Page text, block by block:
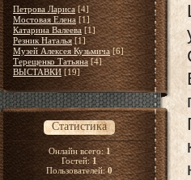
Петрова Лариса [4]
Мостовая Елена [1]
Катарина Валеева [1]
Резник Наталья [1]
Музей Алексея Кузьмича [6]
Терещенко Татьяна [4]
ВЫСТАВКИ [19]
Статистика
Онлайн всего:1
Гостей:1
Пользователей:0